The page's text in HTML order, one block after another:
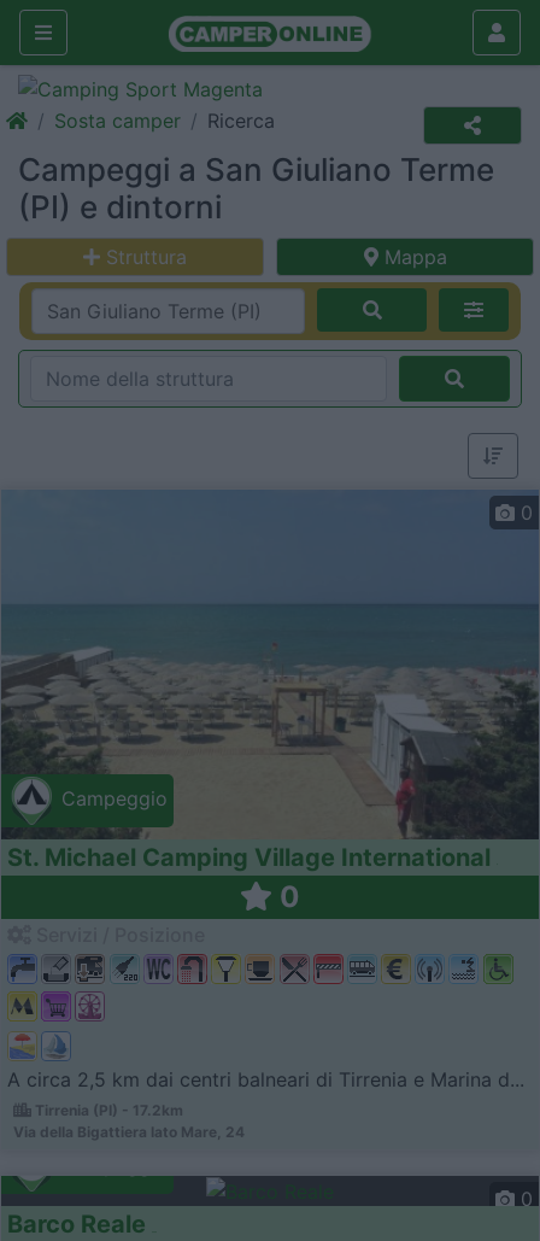
Sosta camper Ricerca
Campeggi a San Giuliano Terme
(PI) e dintorni
Struttura Mappa
Campeggio
0
St. Michael Camping Village International
0
A circa 2,5 km dai centri balneari di Tirrenia e Marina d...
Tirrenia (PI) - 17.2km
Via della Bigattiera lato Mare, 24
0
Barco Reale